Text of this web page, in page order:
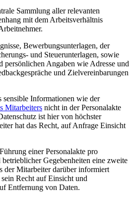
Sammlung aller relevanten
mit dem Arbeitsverhältnis
Bewerbungsunterlagen, der
und Steuerunterlagen, sowie
persönlichen Angaben wie Adresse und
und Zielvereinbarungen
sensible Informationen wie der
Mitarbeiters nicht in der Personalakte
ist hier von höchster
hat das Recht, auf Anfrage Einsicht
einer Personalakte pro
Gegebenheiten eine zweite
der Mitarbeiter darüber informiert
Recht auf Einsicht und
Entfernung von Daten.